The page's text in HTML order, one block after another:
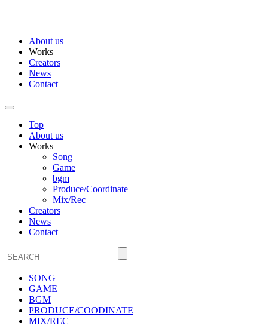
About us
Works
Creators
News
Contact
Top
About us
Works
Song
Game
bgm
Produce/Coordinate
Mix/Rec
Creators
News
Contact
SONG
GAME
BGM
PRODUCE/COODINATE
MIX/REC